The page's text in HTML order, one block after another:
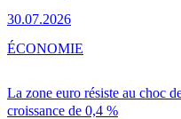
30.07.2026
La zone euro résiste au choc
croissance de 0,4 %
ÉCONOMIE